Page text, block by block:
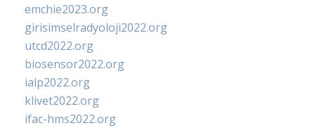
emchie2023.org
girisimselradyoloji2022.org
utcd2022.org
biosensor2022.org
ialp2022.org
klivet2022.org
ifac-hms2022.org